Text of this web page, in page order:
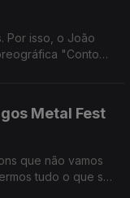
Por isso, o João
"Conto
Metal Fest
que não vamos
tudo o que se